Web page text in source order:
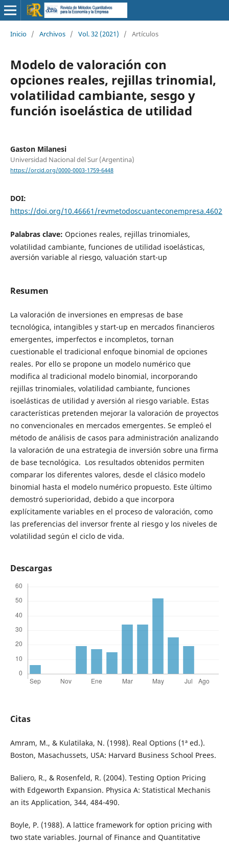
Inicio / Archivos / Vol. 32 (2021) / Artículos
Modelo de valoración con
opciones reales, rejillas trinomial,
volatilidad cambiante, sesgo y
función isoelástica de utilidad
Gaston Milanesi
Universidad Nacional del Sur (Argentina)
https://orcid.org/0000-0003-1759-6448
DOI:
https://doi.org/10.46661/revmetodoscuanteconempresa.4602
Palabras clave: Opciones reales, rejillas trinomiales,
volatilidad cambiante, funciones de utilidad isoelásticas,
aversión variable al riesgo, valuación start-up
Resumen
La valoración de inversiones en empresas de base
tecnológica, intangibles y start-up en mercados financieros
emergentes, imperfectos e incompletos, tornan
cuestionable el tradicional enfoque binomial de opciones
reales. Por ello se propone un modelo numérico que
modifica al tradicional modelo binomial, incorporando
rejillas trinomiales, volatilidad cambiante, funciones
isoelásticas de utilidad y aversión al riesgo variable. Estas
características pretenden mejorar la valoración de proyectos
no convencionales en mercados emergentes. Se empleó el
método de análisis de casos para administración analizando
la valoración de una estrategia de inversión sobre una firma
de base tecnológica. Los resultados obtenidos permiten
comparar los diferentes valores, desde el clásico modelo
binomial hasta el modelo numérico propuesto. Este último
demostró superioridad, debido a que incorpora
explícitamente variables en el proceso de valoración, como
las preferencias del inversor frente al riesgo y los niveles de
volatilidad según el ciclo de vida.
Descargas
Citas
Amram, M., & Kulatilaka, N. (1998). Real Options (1ª ed.).
Boston, Masachussets, USA: Harvard Business School Prees.
Baliero, R., & Rosenfeld, R. (2004). Testing Option Pricing
with Edgeworth Expansion. Physica A: Statistical Mechanis
an its Application, 344, 484-490.
Boyle, P. (1988). A lattice framework for option pricing with
two state variables. Journal of Finance and Quantitative